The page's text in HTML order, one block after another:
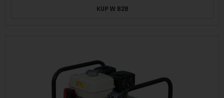
KUP W B2B